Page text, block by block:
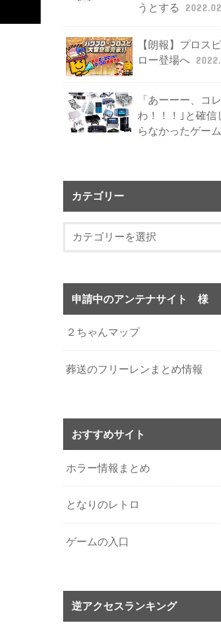
うとする
【朗報】プロス
ロー登場へ
「あーーー、コ
わ！！！｣と確信
らなかったゲーム
カテゴリー
申請中のアンテナサイト 様
２ちゃんマップ
葬送のフリーレンまとめ情報
おすすめサイト
ホラー情報まとめ
となりのレトロ
ゲームの入口
逆アクセスランキング